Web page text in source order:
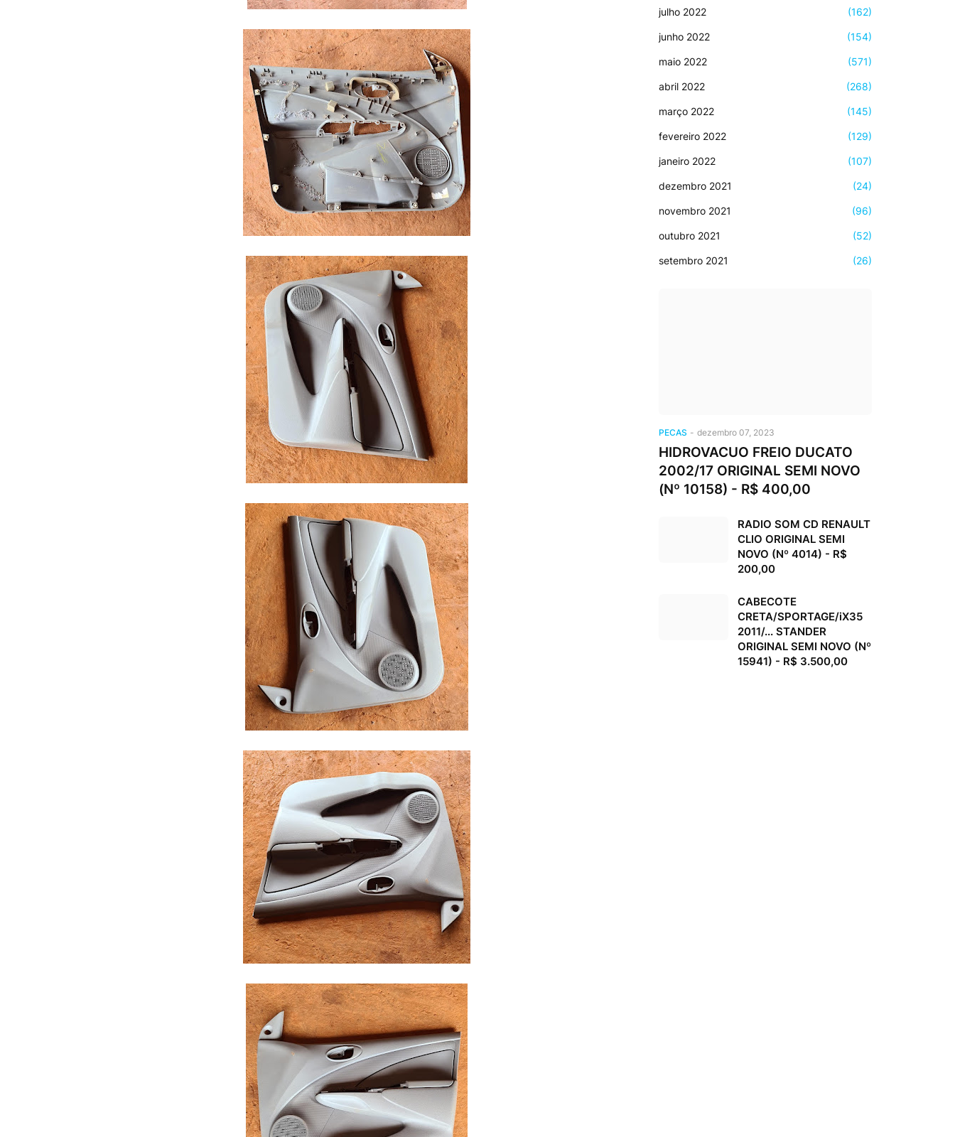
julho 2022 (162)
junho 2022 (154)
maio 2022 (571)
abril 2022 (268)
março 2022 (145)
fevereiro 2022 (129)
janeiro 2022 (107)
dezembro 2021 (24)
novembro 2021 (96)
outubro 2021 (52)
setembro 2021 (26)
PECAS - dezembro 07, 2023
HIDROVACUO FREIO DUCATO
2002/17 ORIGINAL SEMI NOVO
(Nº 10158) - R$ 400,00
RADIO SOM CD RENAULT
CLIO ORIGINAL SEMI
NOVO (Nº 4014) - R$
200,00
CABECOTE
CRETA/SPORTAGE/iX35
2011/... STANDER
ORIGINAL SEMI NOVO (Nº
15941) - R$ 3.500,00